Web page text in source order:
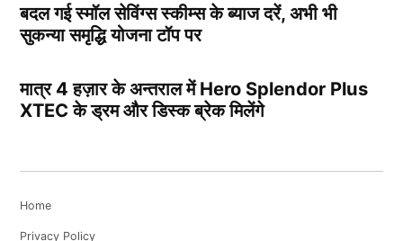
बदल गई स्मॉल सेविंग्स स्कीम्स के ब्याज दरें, अभी भी
सुकन्या समृद्धि योजना टॉप पर
मात्र 4 हज़ार के अन्तराल में Hero Splendor Plus
XTEC के ड्रम और डिस्क ब्रेक मिलेंगे
Home
Privacy Policy